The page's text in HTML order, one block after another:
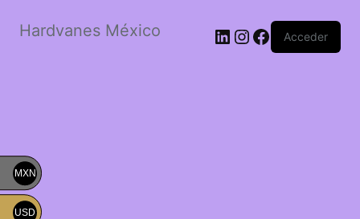
Hardvanes México LinkedIn
Instagram
Facebook
Acceder
MXN
USD